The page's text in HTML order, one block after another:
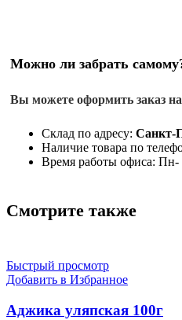
Можно ли забрать
Вы можете оформить заказ на
Склад по адресу: Санкт-
Наличие товара по
Время работы офиса:
Смотрите также
Быстрый просмотр
Добавить в Избранное
Аджика уляпская 100г